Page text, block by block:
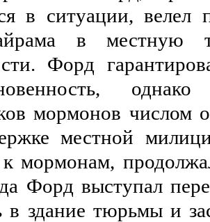
в ситуации,
в
Форд
мормонов числом
местной
мормонам,
Форд выступал
в здание тюрьмы и